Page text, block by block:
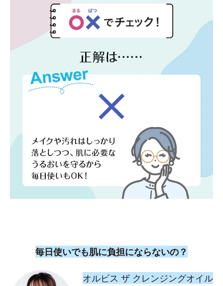
毎日使いでも肌に負担にならないの？
オルビス ザ クレンジングオイル